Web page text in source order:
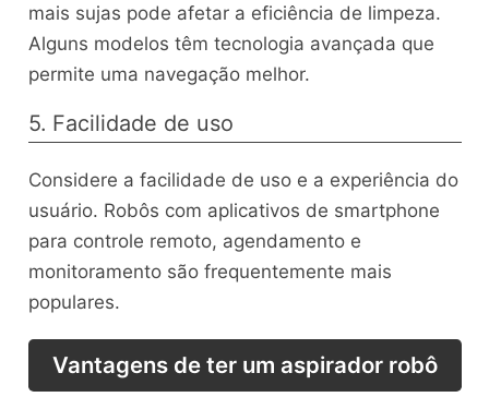
mais sujas pode afetar a eficiência de limpeza.
Alguns modelos têm tecnologia avançada que
permite uma navegação melhor.
5. Facilidade de uso
Considere a facilidade de uso e a experiência do
usuário. Robôs com aplicativos de smartphone
para controle remoto, agendamento e
monitoramento são frequentemente mais
populares.
Vantagens de ter um aspirador robô